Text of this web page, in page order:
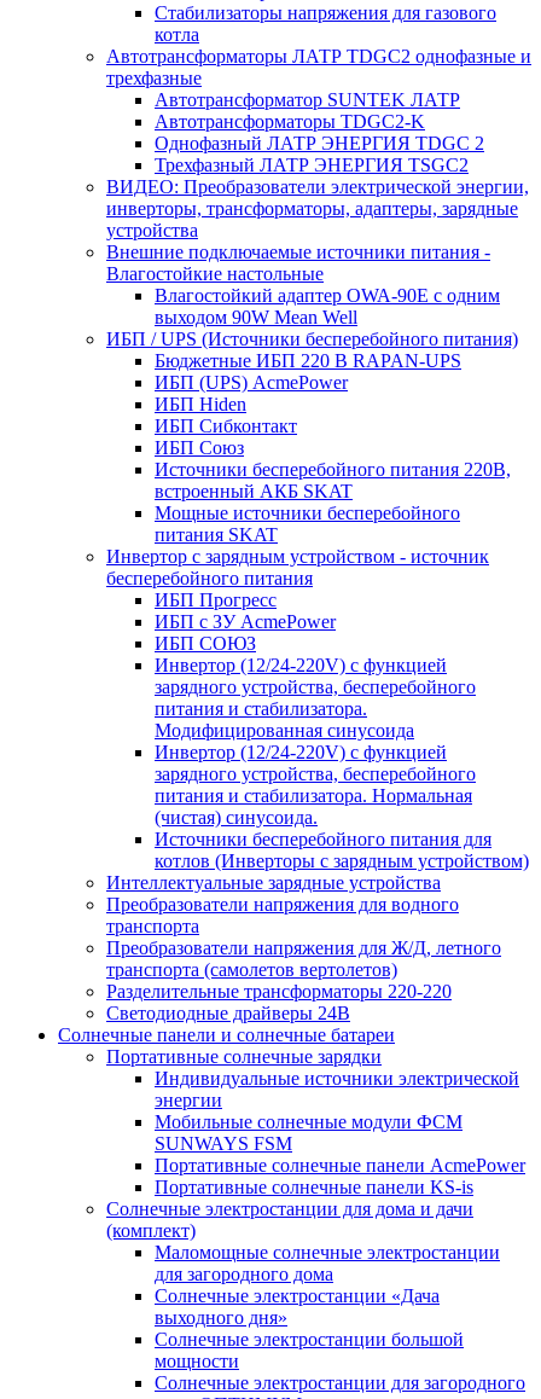
Стабилизаторы напряжения для газового
котла
Автотрансформаторы ЛАТР TDGC2 однофазные и
трехфазные
Автотрансформатор SUNTEK ЛАТР
Автотрансформаторы TDGC2-K
Однофазный ЛАТР ЭНЕРГИЯ TDGC 2
Трехфазный ЛАТР ЭНЕРГИЯ TSGC2
ВИДЕО: Преобразователи электрической энергии,
инверторы, трансформаторы, адаптеры, зарядные
устройства
Внешние подключаемые источники питания -
Влагостойкие настольные
Влагостойкий адаптер OWA-90E с одним
выходом 90W Mean Well
ИБП / UPS (Источники бесперебойного питания)
Бюджетные ИБП 220 В RAPAN-UPS
ИБП (UPS) AcmePower
ИБП Hiden
ИБП Сибконтакт
ИБП Союз
Источники бесперебойного питания 220В,
встроенный АКБ SKAT
Мощные источники бесперебойного
питания SKAT
Инвертор с зарядным устройством - источник
бесперебойного питания
ИБП Прогресс
ИБП с ЗУ AcmePower
ИБП СОЮЗ
Инвертор (12/24-220V) с функцией
зарядного устройства, бесперебойного
питания и стабилизатора.
Модифицированная синусоида
Инвертор (12/24-220V) с функцией
зарядного устройства, бесперебойного
питания и стабилизатора. Нормальная
(чистая) синусоида.
Источники бесперебойного питания для
котлов (Инверторы с зарядным устройством)
Интеллектуальные зарядные устройства
Преобразователи напряжения для водного
транспорта
Преобразователи напряжения для Ж/Д, летного
транспорта (самолетов вертолетов)
Разделительные трансформаторы 220-220
Светодиодные драйверы 24В
Солнечные панели и солнечные батареи
Портативные солнечные зарядки
Индивидуальные источники электрической
энергии
Мобильные солнечные модули ФСМ
SUNWAYS FSM
Портативные солнечные панели AcmePower
Портативные солнечные панели KS-is
Солнечные электростанции для дома и дачи
(комплект)
Маломощные солнечные электростанции
для загородного дома
Солнечные электростанции «Дача
выходного дня»
Солнечные электростанции большой
мощности
Солнечные электростанции для загородного